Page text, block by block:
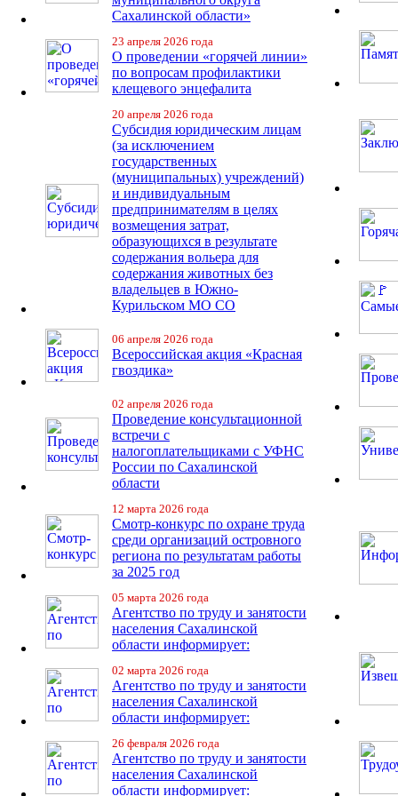
Сахалинской области»
23 апреля 2026 года
О проведении «горячей линии»
по вопросам профилактики
клещевого энцефалита
20 апреля 2026 года
Субсидия юридическим лицам
(за исключением
государственных
(муниципальных) учреждений)
и индивидуальным
предпринимателям в целях
возмещения затрат,
образующихся в результате
содержания вольера для
содержания животных без
владельцев в Южно-
Курильском МО СО
06 апреля 2026 года
Всероссийская акция «Красная
гвоздика»
02 апреля 2026 года
Проведение консультационной
встречи с
налогоплательщиками с УФНС
России по Сахалинской
области
12 марта 2026 года
Смотр-конкурс по охране труда
среди организаций островного
региона по результатам работы
за 2025 год
05 марта 2026 года
Агентство по труду и занятости
населения Сахалинской
области информирует:
02 марта 2026 года
Агентство по труду и занятости
населения Сахалинской
области информирует:
26 февраля 2026 года
Агентство по труду и занятости
населения Сахалинской
области информирует: